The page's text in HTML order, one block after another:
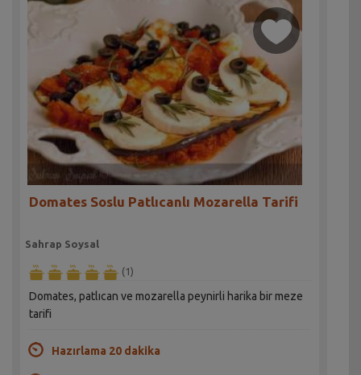
Domates Soslu Patlıcanlı Mozarella Tarifi
Sahrap Soysal
(1)
Domates, patlıcan ve mozarella peynirli harika bir meze
tarifi
Hazırlama 20 dakika